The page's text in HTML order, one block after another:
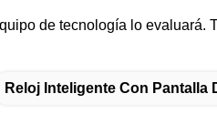
de tecnología lo
Reloj Inteligente Con Pantalla